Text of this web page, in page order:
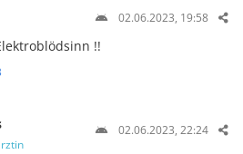
02.06.2023, 19:58
!!
02.06.2023, 22:24